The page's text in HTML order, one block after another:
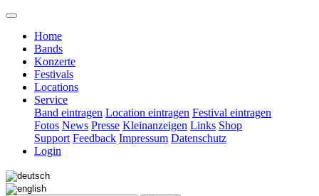
Home
Bands
Konzerte
Festivals
Locations
Service
Band eintragen Location eintragen Festival eintragen
Fotos News Presse Kleinanzeigen Links Shop
Support Feedback Impressum Datenschutz
Login